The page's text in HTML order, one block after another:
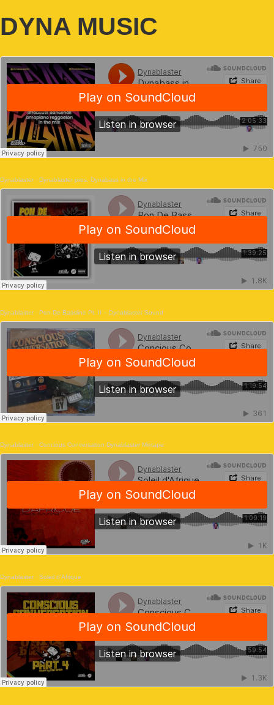
DYNA MUSIC
Dynablaster· Dynablaster pres. Dynabass in the Mix
Dynablaster· Pon De Bassline Pt. II – Dynablaster Sound
Dynablaster· Concious Conversation Dynablaster Mixtape
Dynablaster· Soleil d'Afrique